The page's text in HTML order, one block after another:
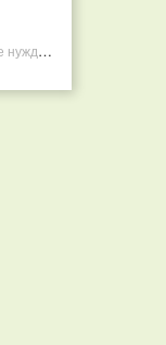
Горжусь тем, что моя семья круглый год не нуждается в покупных витаминах